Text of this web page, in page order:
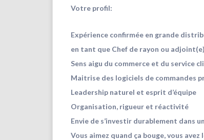
Votre profil:
Expérience confirmée en grande
en tant que Chef de rayon ou
Sens aigu du commerce et du service
Maitrise des logiciels de commandes
Leadership naturel et esprit d’équipe
Organisation, rigueur et réactivité
Envie de s’investir durablement dans
Vous aimez quand ça bouge, vous